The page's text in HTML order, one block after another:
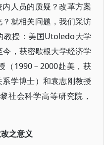
人员的质疑？改革方案
就相关问题，我们采访
教授：美国Utoledo大学
，获密歇根大学经济学
（1990－2000赴美，获
学博士）和袁志刚教授
社会科学高等研究院，
改之意义